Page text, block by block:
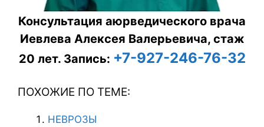
Консультация аюрведического врача
Иевлева Алексея Валерьевича, стаж
20 лет. Запись: +7-927-246-76-32
ПОХОЖИЕ ПО ТЕМЕ:
НЕВРОЗЫ